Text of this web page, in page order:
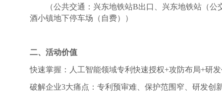
（公共交通：兴东地铁站B出口、兴东地铁站（公
酒小镇地下停车场（自费））
二、 活动价值
快速掌握：人工智能领域专利快速授权+攻防布局+研
破解企业3大痛点：专利预审难、保护范围窄、研发创